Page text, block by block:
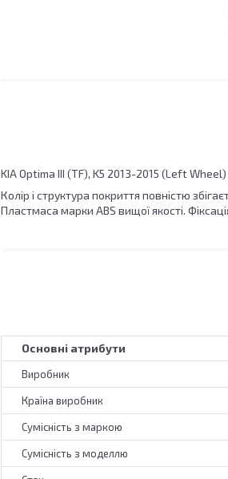
KIA Optima III (TF), K5 2013-2015 (Left Wheel)
Колір і структура покриття повністю
Пластмаса марки ABS вищої якості.
Основні атрибути
Виробник
Країна виробник
Сумісність з маркою
Сумісність з моделлю